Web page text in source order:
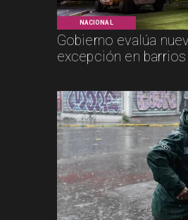
NACIONAL
Gobierno evalúa
excepción en